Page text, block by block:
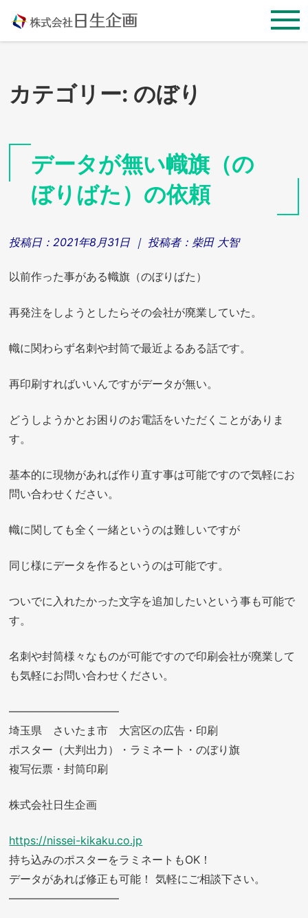
content
カテゴリー: のぼり
データが無い幟旗（の
ぼりばた）の依頼
投稿日： 2021年8月31日 ｜ 投稿者： 柴田 大智
以前作った事がある幟旗（のぼりばた）
再発注をしようとしたらその会社が廃業していた。
幟に関わらず名刺や封筒で最近よるある話です。
再印刷すればいいんですがデータが無い。
どうしようかとお困りのお電話をいただくことがありま
す。
基本的に現物があれば作り直す事は可能ですので気軽にお
問い合わせください。
幟に関しても全く一緒というのは難しいですが
同じ様にデータを作るというのは可能です。
ついでに入れたかった文字を追加したいという事も可能で
す。
名刺や封筒様々なものが可能ですので印刷会社が廃業して
も気軽にお問い合わせください。
——————————
埼玉県 さいたま市 大宮区の広告・印刷
ポスター（大判出力）・ラミネート・のぼり旗
複写伝票・封筒印刷
株式会社日生企画
https://nissei-kikaku.co.jp
持ち込みのポスターをラミネートもOK！
データがあれば修正も可能！ 気軽にご相談下さい。
——————————